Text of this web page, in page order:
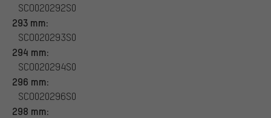
SCO020292S0
293 mm:
SCO020293S0
294 mm:
SCO020294S0
296 mm:
SCO020296S0
298 mm: